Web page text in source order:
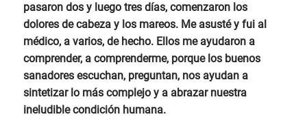
pasaron dos y luego tres días, comenzaron los
dolores de cabeza y los mareos. Me asusté y fui al
médico, a varios, de hecho. Ellos me ayudaron a
comprender, a comprenderme, porque los buenos
sanadores escuchan, preguntan, nos ayudan a
sintetizar lo más complejo y a abrazar nuestra
ineludible condición humana.